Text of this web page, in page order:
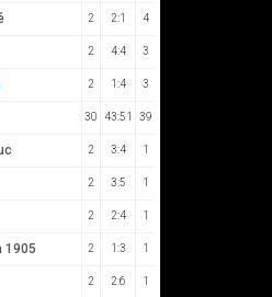
2 2:1 4
2 4:4 3
2 1:4 3
30 43:51 39
2 3:4 1
2 3:5 1
2 2:4 1
1905 2 1:3 1
2 2:6 1